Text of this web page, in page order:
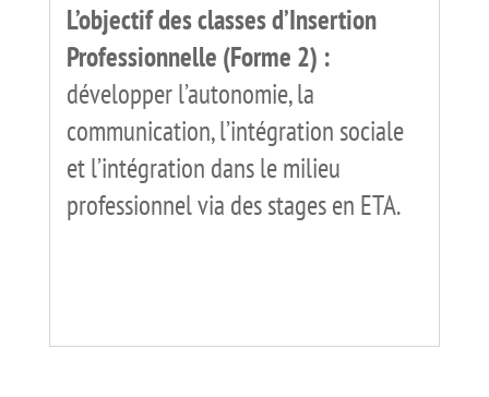
L’objectif des classes d’Insertion
Professionnelle (Forme 2) :
développer l’autonomie, la
communication, l’intégration sociale
et l’intégration dans le milieu
professionnel via des stages en ETA.